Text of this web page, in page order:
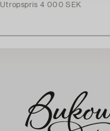
Utropspris 4 000 SEK